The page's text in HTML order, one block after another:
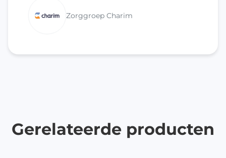
Zorggroep Charim
Gerelateerde producten